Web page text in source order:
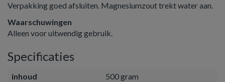
Verpakking goed afsluiten. Magnesiumzout trekt water aan.
Waarschuwingen
Alleen voor uitwendig gebruik.
Specificaties
inhoud
500 gram